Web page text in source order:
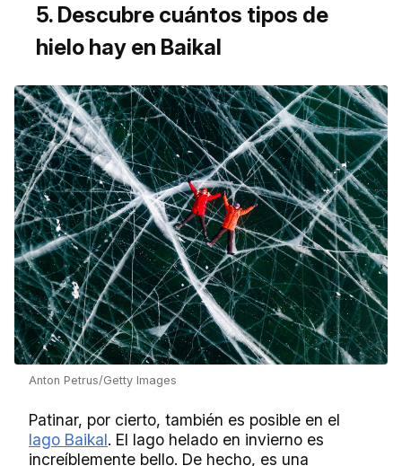
5. Descubre cuántos tipos de
hielo hay en Baikal
Anton Petrus/Getty Images
Patinar, por cierto, también es posible en el
lago Baikal. El lago helado en invierno es
increíblemente bello. De hecho, es una